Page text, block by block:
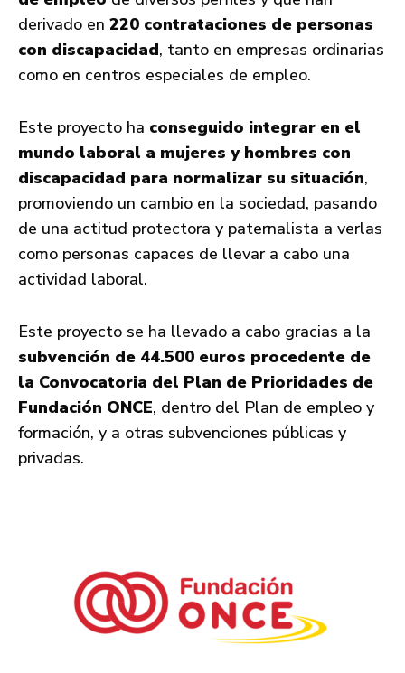
derivado en 220 contrataciones de personas
con discapacidad, tanto en empresas ordinarias
como en centros especiales de empleo.
Este proyecto ha conseguido integrar en el
mundo laboral a mujeres y hombres con
discapacidad para normalizar su situación,
promoviendo un cambio en la sociedad, pasando
de una actitud protectora y paternalista a verlas
como personas capaces de llevar a cabo una
actividad laboral.
Este proyecto se ha llevado a cabo gracias a la
subvención de 44.500 euros procedente de
la Convocatoria del Plan de Prioridades de
Fundación ONCE, dentro del Plan de empleo y
formación, y a otras subvenciones públicas y
privadas.